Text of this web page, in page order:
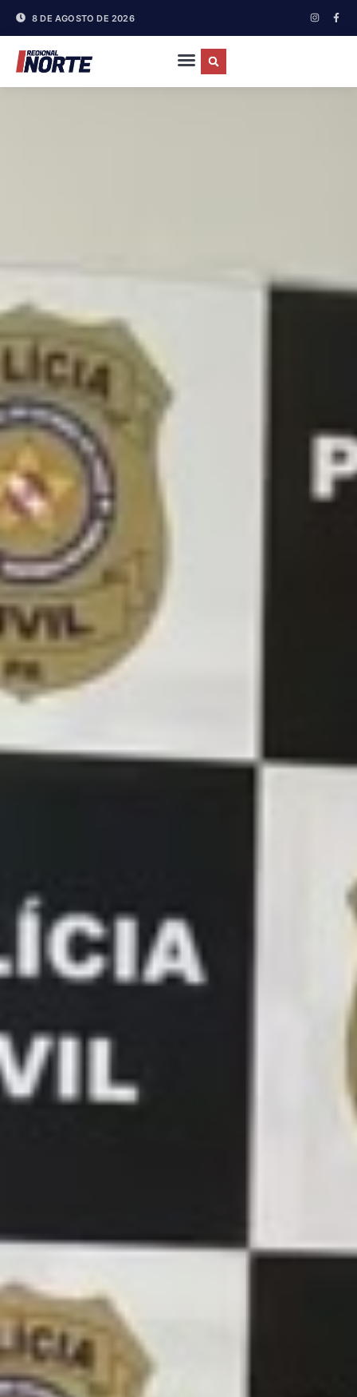
8 DE AGOSTO DE 2026